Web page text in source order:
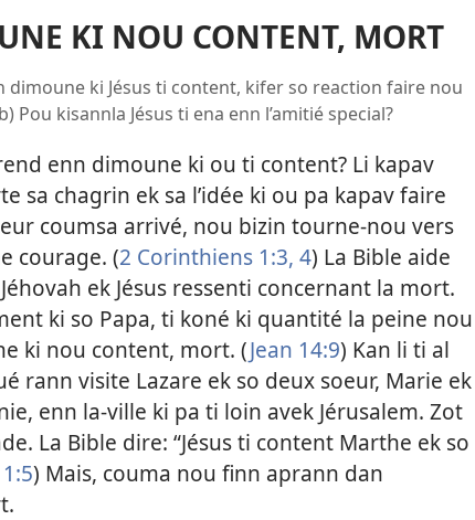
KI NOU CONTENT, MORT
dimoune ki Jésus ti content, kifer so reaction faire nou
Pou kisannla Jésus ti ena enn l’amitié special?
enn dimoune ki ou ti content? Li kapav
sa chagrin ek sa l’idée ki ou pa kapav faire
coumsa arrivé, nou bizin tourne-nou vers
courage. (2 Corinthiens 1:3, 4) La Bible aide
ek Jésus ressenti concernant la mort.
ki so Papa, ti koné ki quantité la peine nou
ki nou content, mort. (Jean 14:9) Kan li ti al
rann visite Lazare ek so deux soeur, Marie ek
enn la-ville ki pa ti loin avek Jérusalem. Zot
La Bible dire: “Jésus ti content Marthe ek so
) Mais, couma nou finn aprann dan